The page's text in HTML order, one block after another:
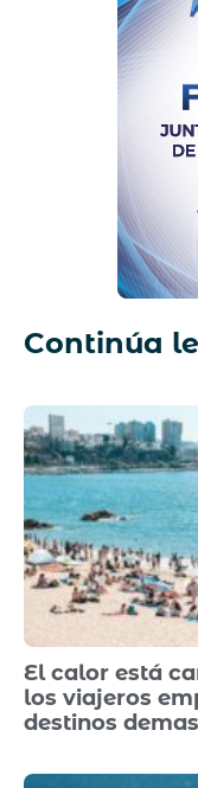
Continúa
El calor está
los viajeros
destinos